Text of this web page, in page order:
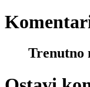
Trenutno